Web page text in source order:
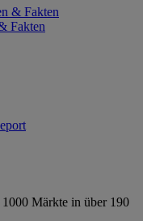
& Fakten
Fakten
Märkte in über 190